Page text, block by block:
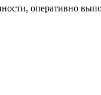
оперативно